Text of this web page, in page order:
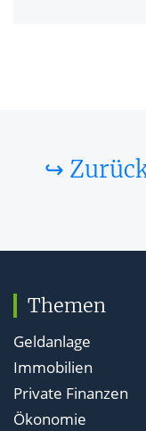
↪
Themen
Geldanlage
Immobilien
Private Finanzen
Ökonomie